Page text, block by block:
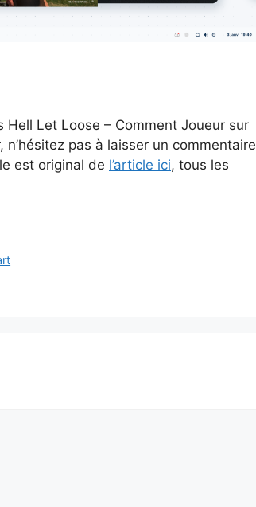
Hell Let Loose – Comment Joueur sur
pas à laisser un commentaire
est original de l’article ici, tous les